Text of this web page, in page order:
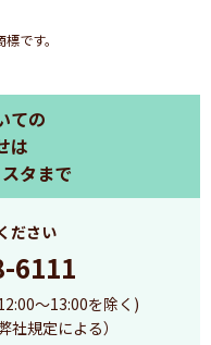
です。
ての
は
タまで
ださい
6111
～13:00を除く)
社規定による）